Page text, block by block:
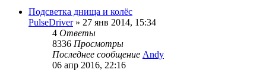
Подсветка днища и колёс
PulseDriver» 27 янв 2014, 15:34
4 Ответы
8336 Просмотры
Последнее сообщение Andy
06 апр 2016, 22:16